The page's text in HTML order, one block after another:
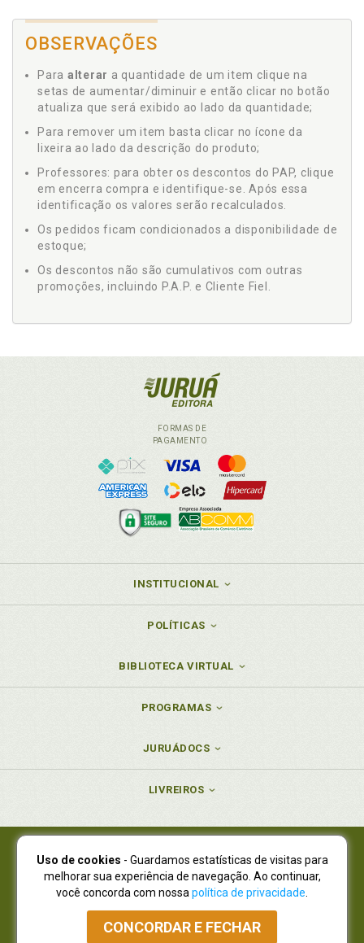
OBSERVAÇÕES
Para alterar a quantidade de um item clique na
setas de aumentar/diminuir e então clicar no botão
atualiza que será exibido ao lado da quantidade;
Para remover um item basta clicar no ícone da
lixeira ao lado da descrição do produto;
Professores: para obter os descontos do PAP, clique
em encerra compra e identifique-se. Após essa
identificação os valores serão recalculados.
Os pedidos ficam condicionados a disponibilidade de
estoque;
Os descontos não são cumulativos com outras
promoções, incluindo P.A.P. e Cliente Fiel.
FORMAS DE
PAGAMENTO
INSTITUCIONAL
POLÍTICAS
BIBLIOTECA VIRTUAL
PROGRAMAS
JURUÁDOCS
LIVREIROS
Juruá Editora Ltda., CNPJ 77.535.508/0001-19
Juruá Informática Ltda., CNPJ 01.701.561/0001-80
NOVO ENDEREÇO:R. Flávio Dallegrave, 7665, São Lourenço |
Curitiba - Paraná - CEP 82210-310
Atendimento: (41) 4009-3900|Vendas Atacado: (41) 4009-3939
Uso de cookies - Guardamos estatísticas de visitas para
melhorar sua experiência de navegação. Ao continuar,
você concorda com nossa política de privacidade
CONCORDAR E FECHAR